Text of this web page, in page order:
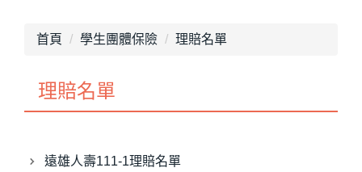
畢業專區
就學優待減免
首頁 學生團體保險 理賠名單
理賠名單
遠雄人壽111-1理賠名單